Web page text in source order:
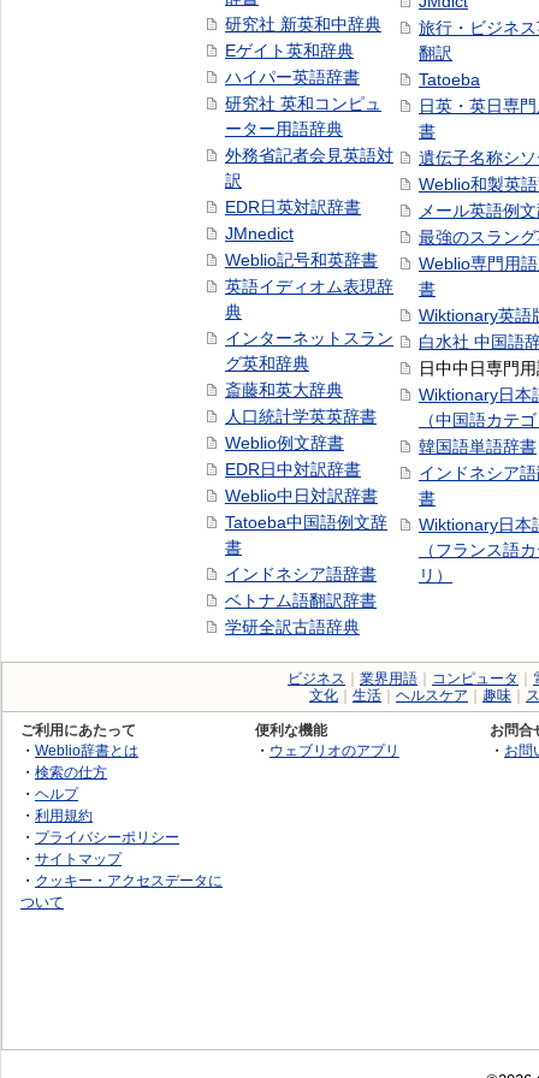
研究社 新英和中辞典
Eゲイト英和辞典
ハイパー英語辞書
研究社 英和コンピュ
ーター用語辞典
外務省記者会見英語対
訳
EDR日英対訳辞書
JMnedict
Weblio記号和英辞書
英語イディオム表現辞
典
インターネットスラン
グ英和辞典
斎藤和英大辞典
人口統計学英英辞書
Weblio例文辞書
EDR日中対訳辞書
Weblio中日対訳辞書
Tatoeba中国語例文辞
書
インドネシア語辞書
ベトナム語翻訳辞書
学研全訳古語辞典
旅行・ビジネ
翻訳
Tatoeba
日英・英日専
書
遺伝子名称シ
Weblio和製英
メール英語例
最強のスラン
Weblio専門用
書
Wiktionary英語
白水社 中国語
日中中日専門
Wiktionary日本
（中国語カテ
韓国語単語辞書
インドネシア
書
Wiktionary日本
（フランス語
リ）
ビジネス 業界用語 コンピュータ
文化
生活 ヘルスケア 趣味
ご利用にあたって
・ Weblio辞書とは
・ 検索の仕方
・ ヘルプ
・ 利用規約
・ プライバシーポリシー
・ サイトマップ
・ クッキー・アクセスデータに
ついて
便利な機能
・ ウェブリオのアプリ
お問合
・ お問